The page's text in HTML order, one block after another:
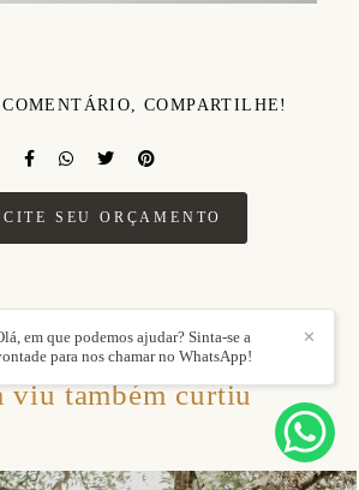
COMPARTILHE!
SEU ORÇAMENTO
viu também curtiu
✕
em que podemos ajudar? Sinta-se a
para nos chamar no WhatsApp!